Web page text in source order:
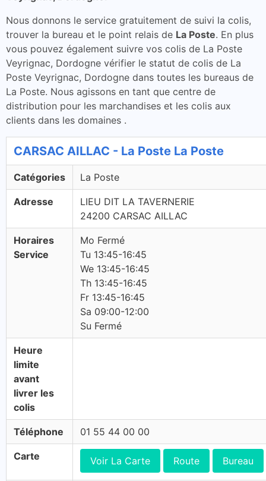
Nous donnons le service gratuitement de suivi la colis,
trouver la bureau et le point relais de La Poste. En plus
vous pouvez également suivre vos colis de La Poste
Veyrignac, Dordogne vérifier le statut de colis de La
Poste Veyrignac, Dordogne dans toutes les bureaus de
La Poste. Nous agissons en tant que centre de
distribution pour les marchandises et les colis aux
clients dans les domaines .
CARSAC AILLAC - La Poste La Poste
Catégories La Poste
Adresse
LIEU DIT LA TAVERNERIE
24200 CARSAC AILLAC
Horaires
Service
Mo Fermé
Tu 13:45-16:45
We 13:45-16:45
Th 13:45-16:45
Fr 13:45-16:45
Sa 09:00-12:00
Su Fermé
Heure
limite
avant
livrer les
colis
Téléphone 01 55 44 00 00
Carte Voir La Carte Route Bureau